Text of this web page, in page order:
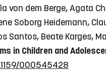
von dem Berge, Agata
Soborg Heidemann,
Santos, Beate Karges,
in Children and
000545428